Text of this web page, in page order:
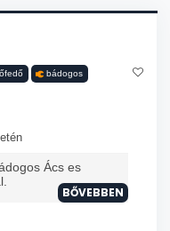
bádogos
Ács es
BŐVEBBEN